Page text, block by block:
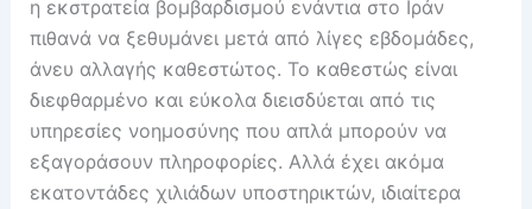
η εκστρατεία βομβαρδισμού ενάντια στο Ιράν
πιθανά να ξεθυμάνει μετά από λίγες εβδομάδες,
άνευ αλλαγής καθεστώτος. Το καθεστώς είναι
διεφθαρμένο και εύκολα διεισδύεται από τις
υπηρεσίες νοημοσύνης που απλά μπορούν να
εξαγοράσουν πληροφορίες. Αλλά έχει ακόμα
εκατοντάδες χιλιάδων υποστηρικτών, ιδιαίτερα